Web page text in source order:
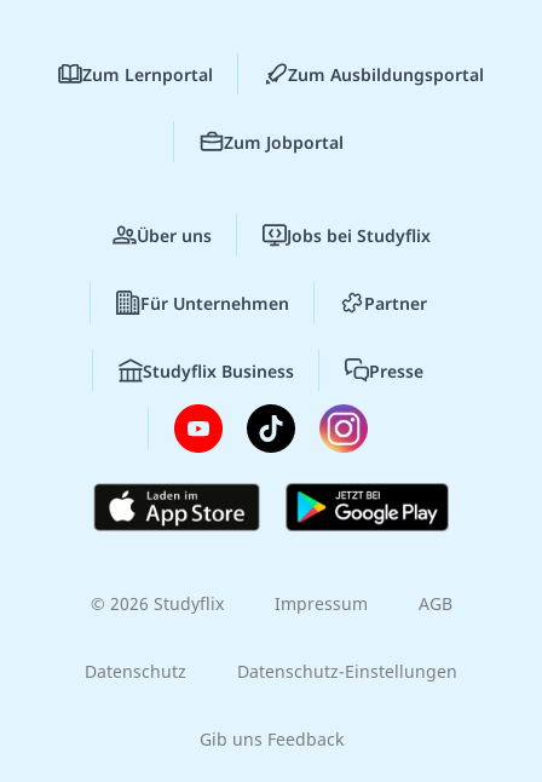
Zum Lernportal Zum Ausbildungsportal
Zum Jobportal
Über uns Jobs bei Studyflix
Für Unternehmen Partner
Studyflix Business Presse
© 2026 Studyflix Impressum AGB
Datenschutz Datenschutz-Einstellungen
Gib uns Feedback